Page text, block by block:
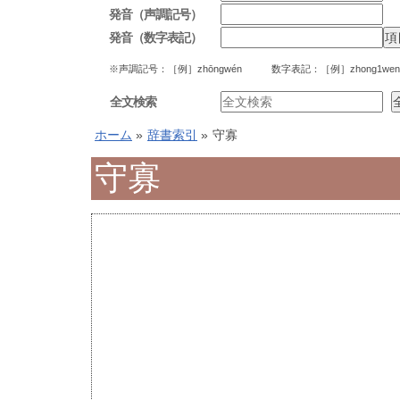
発音（声調記号）
発音（数字表記）
※声調記号：［例］zhōngwén 数字表記：［例］
全文検索
ホーム » 辞書索引 » 守寡
守寡